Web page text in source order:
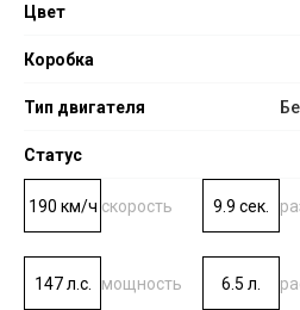
Цвет
Коробка
Тип двигателя
Статус
190 км/ч скорость 9.9 сек.
147 л.с. мощность 6.5 л.